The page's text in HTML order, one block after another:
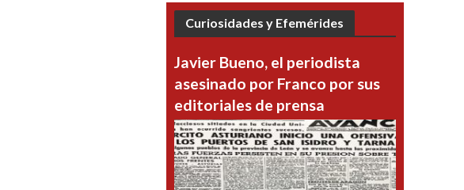
Curiosidades y Efemérides
Javier Bueno, el periodista
asesinado por Franco por sus
editoriales de prensa